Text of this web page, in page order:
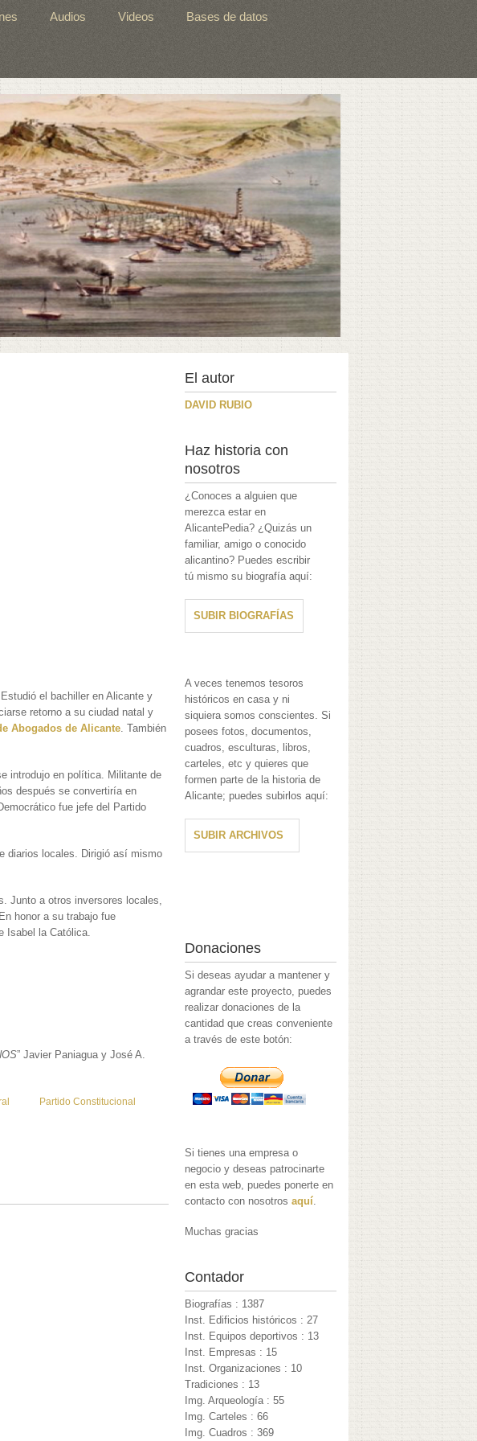
Audios Videos Bases de datos
el bachiller en Alicante y
retorno a su ciudad natal y
Abogados de Alicante. También
introdujo en política. Militante de
después se convertiría en
fue jefe del Partido
diarios locales. Dirigió así mismo
Junto a otros inversores locales,
honor a su trabajo fue
Isabel la Católica.
” Javier Paniagua y José A.
Partido Constitucional
El autor
DAVID RUBIO
Haz historia con
nosotros
¿Conoces a alguien que
merezca estar en
AlicantePedia? ¿Quizás un
familiar, amigo o conocido
alicantino? Puedes escribir
tú mismo su biografía aquí:
SUBIR BIOGRAFÍAS
A veces tenemos tesoros
históricos en casa y ni
siquiera somos conscientes. Si
posees fotos, documentos,
cuadros, esculturas, libros,
carteles, etc y quieres que
formen parte de la historia de
Alicante; puedes subirlos aquí:
SUBIR ARCHIVOS
Donaciones
Si deseas ayudar a mantener y
agrandar este proyecto, puedes
realizar donaciones de la
cantidad que creas conveniente
a través de este botón:
Si tienes una empresa o
negocio y deseas patrocinarte
en esta web, puedes ponerte en
contacto con nosotrosaquí.
Muchas gracias
Contador
Biografías : 1387
Inst. Edificios históricos : 27
Inst. Equipos deportivos : 13
Inst. Empresas : 15
Inst. Organizaciones : 10
Tradiciones : 13
Img. Arqueología : 55
Img. Carteles : 66
Img. Cuadros : 369